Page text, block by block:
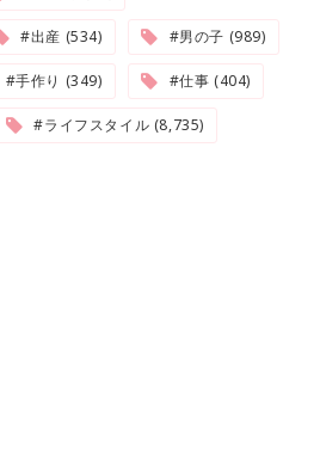
#出産 (534) #男の子 (989)
#手作り (349) #仕事 (404)
#ライフスタイル (8,735)